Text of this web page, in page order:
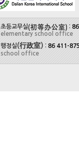
초등교무실 :
elementary school office
행정실(行政室) : 86 411-
school office